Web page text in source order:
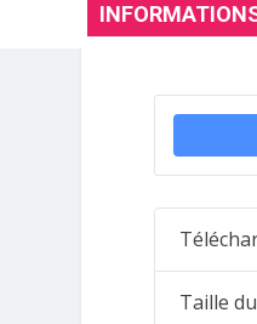
MENUS
Taille